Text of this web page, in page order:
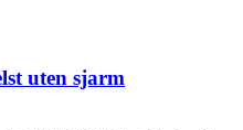
uten sjarm